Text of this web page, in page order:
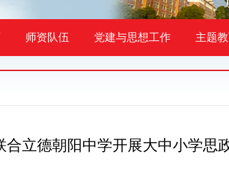
师资队伍 党建与思想工作 主题
立德朝阳中学开展大中小学思